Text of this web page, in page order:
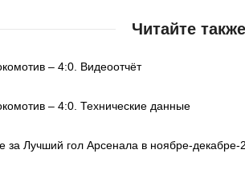
Читайте также
– 4:0. Видеоотчёт
– 4:0. Технические данные
за Лучший гол Арсенала в ноябре-декабре-